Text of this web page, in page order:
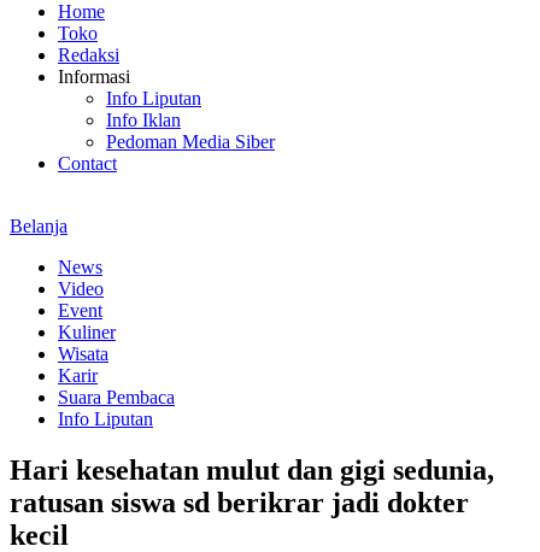
Home
Toko
Redaksi
Informasi
Info Liputan
Info Iklan
Pedoman Media Siber
Contact
Belanja
News
Video
Event
Kuliner
Wisata
Karir
Suara Pembaca
Info Liputan
Hari kesehatan mulut dan gigi sedunia,
ratusan siswa sd berikrar jadi dokter
kecil